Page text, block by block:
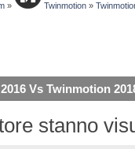
» Twinmotion »
Vs Twinmotion
stanno